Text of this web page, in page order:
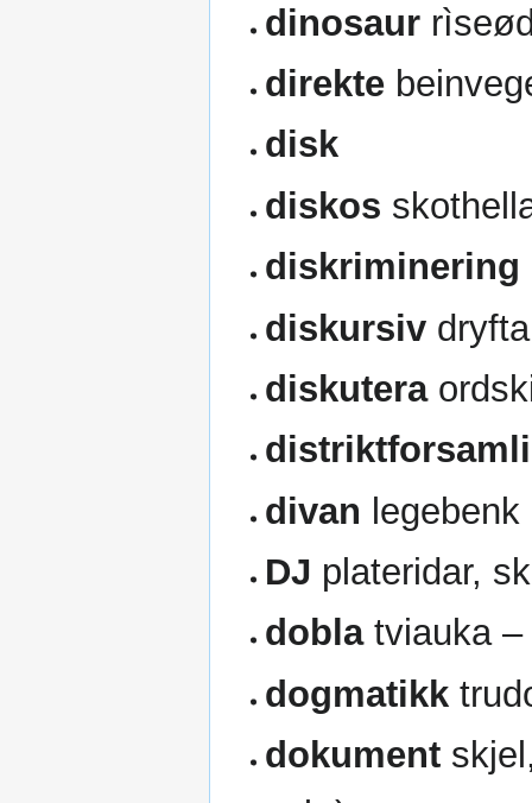
dinosaur
direkte
disk
diskos
diskriminering
diskursiv
diskutera
divan legebenk
DJ plateridar,
doblatviauka
dogmatikk
dokument